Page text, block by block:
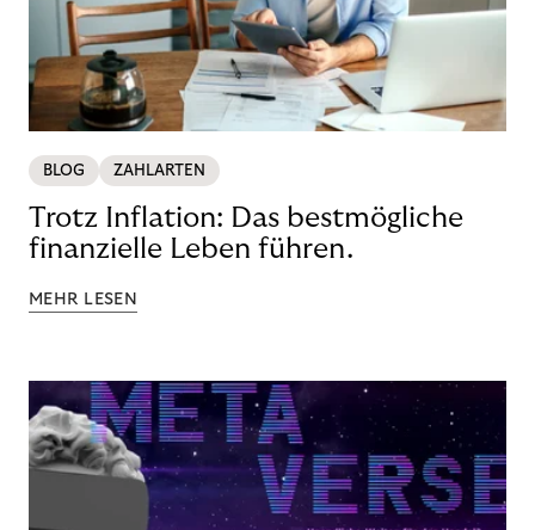
BLOG ZAHLARTEN
Trotz Inflation: Das bestmögliche
finanzielle Leben führen.
MEHR LESEN